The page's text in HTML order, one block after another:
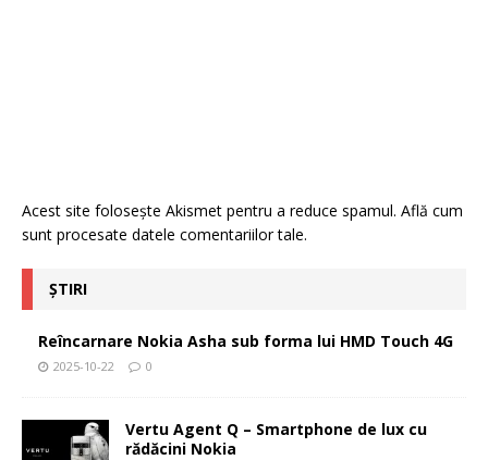
Acest site folosește Akismet pentru a reduce spamul. Află cum
sunt procesate datele comentariilor tale.
ȘTIRI
Reîncarnare Nokia Asha sub forma lui HMD Touch 4G
2025-10-22 0
Vertu Agent Q – Smartphone de lux cu
rădăcini Nokia